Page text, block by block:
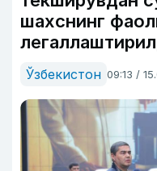
шахснинг
Ўзбекистон 09:13 /